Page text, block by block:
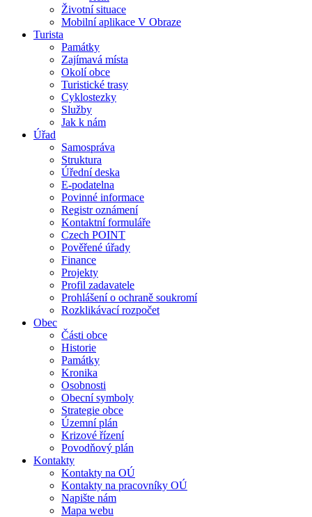
Životní situace
Mobilní aplikace V Obraze
Turista
Památky
Zajímavá místa
Okolí obce
Turistické trasy
Cyklostezky
Služby
Jak k nám
Úřad
Samospráva
Struktura
Úřední deska
E-podatelna
Povinné informace
Registr oznámení
Kontaktní formuláře
Czech POINT
Pověřené úřady
Finance
Projekty
Profil zadavatele
Prohlášení o ochraně soukromí
Rozklikávací rozpočet
Obec
Části obce
Historie
Památky
Kronika
Osobnosti
Obecní symboly
Strategie obce
Územní plán
Krizové řízení
Povodňový plán
Kontakty
Kontakty na OÚ
Kontakty na pracovníky OÚ
Napište nám
Mapa webu